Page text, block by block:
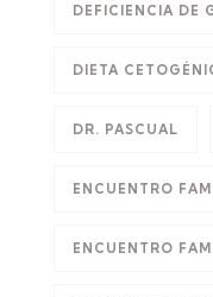
DEFICIENCIA DE
DIETA
DR. PASCUAL
ENCUENTRO
ENCUENTRO